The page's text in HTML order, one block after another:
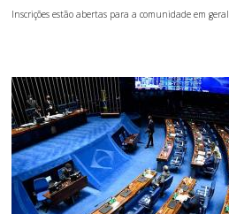
Inscrições estão abertas para a comunidade em geral